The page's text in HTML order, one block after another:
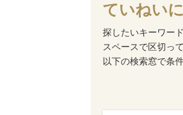
ていねい
探したいキーワー
スペースで区切っ
以下の検索窓で条